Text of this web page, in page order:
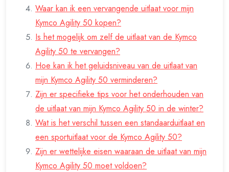
Waar kan ik een vervangende uitlaat voor mijn
Kymco Agility 50 kopen?
Is het mogelijk om zelf de uitlaat van de Kymco
Agility 50 te vervangen?
Hoe kan ik het geluidsniveau van de uitlaat van
mijn Kymco Agility 50 verminderen?
Zijn er specifieke tips voor het onderhouden van
de uitlaat van mijn Kymco Agility 50 in de winter?
Wat is het verschil tussen een standaarduitlaat en
een sportuitlaat voor de Kymco Agility 50?
Zijn er wettelijke eisen waaraan de uitlaat van mijn
Kymco Agility 50 moet voldoen?